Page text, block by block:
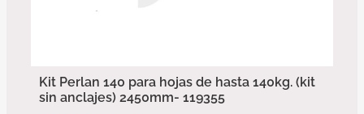
Kit Perlan 140 para hojas de hasta 140kg. (kit
sin anclajes) 2450mm- 119355